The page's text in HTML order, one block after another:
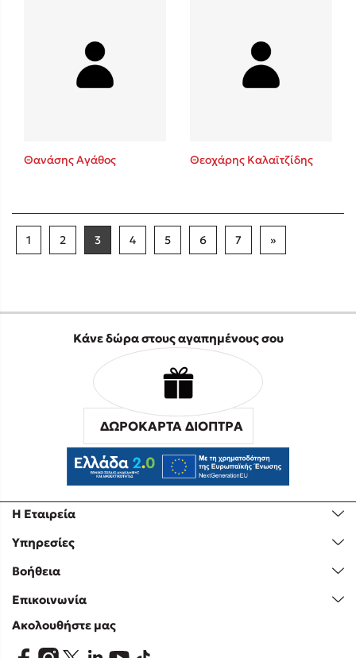
Θανάσης Αγάθος Θεοχάρης Καλαϊτζίδης
1 2 3 4 5 6 7 »
Η Εταιρεία
Υπηρεσίες
Βοήθεια
Επικοινωνία
Κάνε δώρα στους αγαπημένους σου
ΔΩΡΟΚΑΡΤΑ ΔΙΟΠΤΡΑ
Ακολουθήστε μας